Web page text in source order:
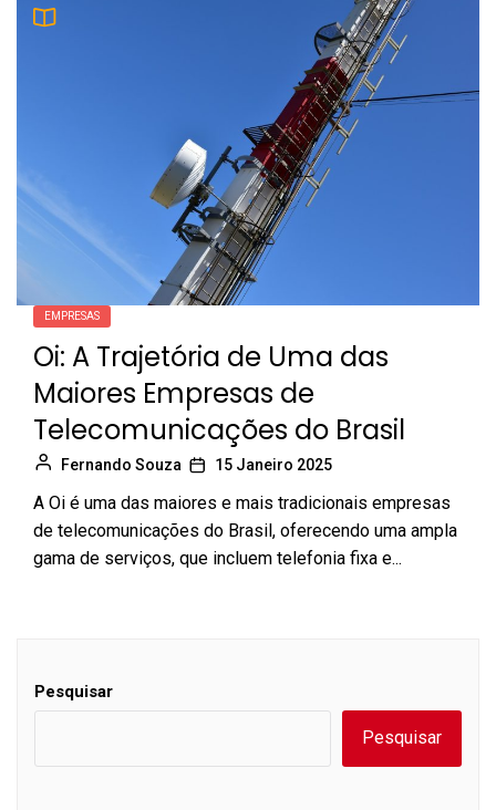
EMPRESAS
Oi: A Trajetória de Uma das
Maiores Empresas de
Telecomunicações do Brasil
Fernando Souza 15 Janeiro 2025
A Oi é uma das maiores e mais tradicionais empresas
de telecomunicações do Brasil, oferecendo uma ampla
gama de serviços, que incluem telefonia fixa e...
Pesquisar
Pesquisar